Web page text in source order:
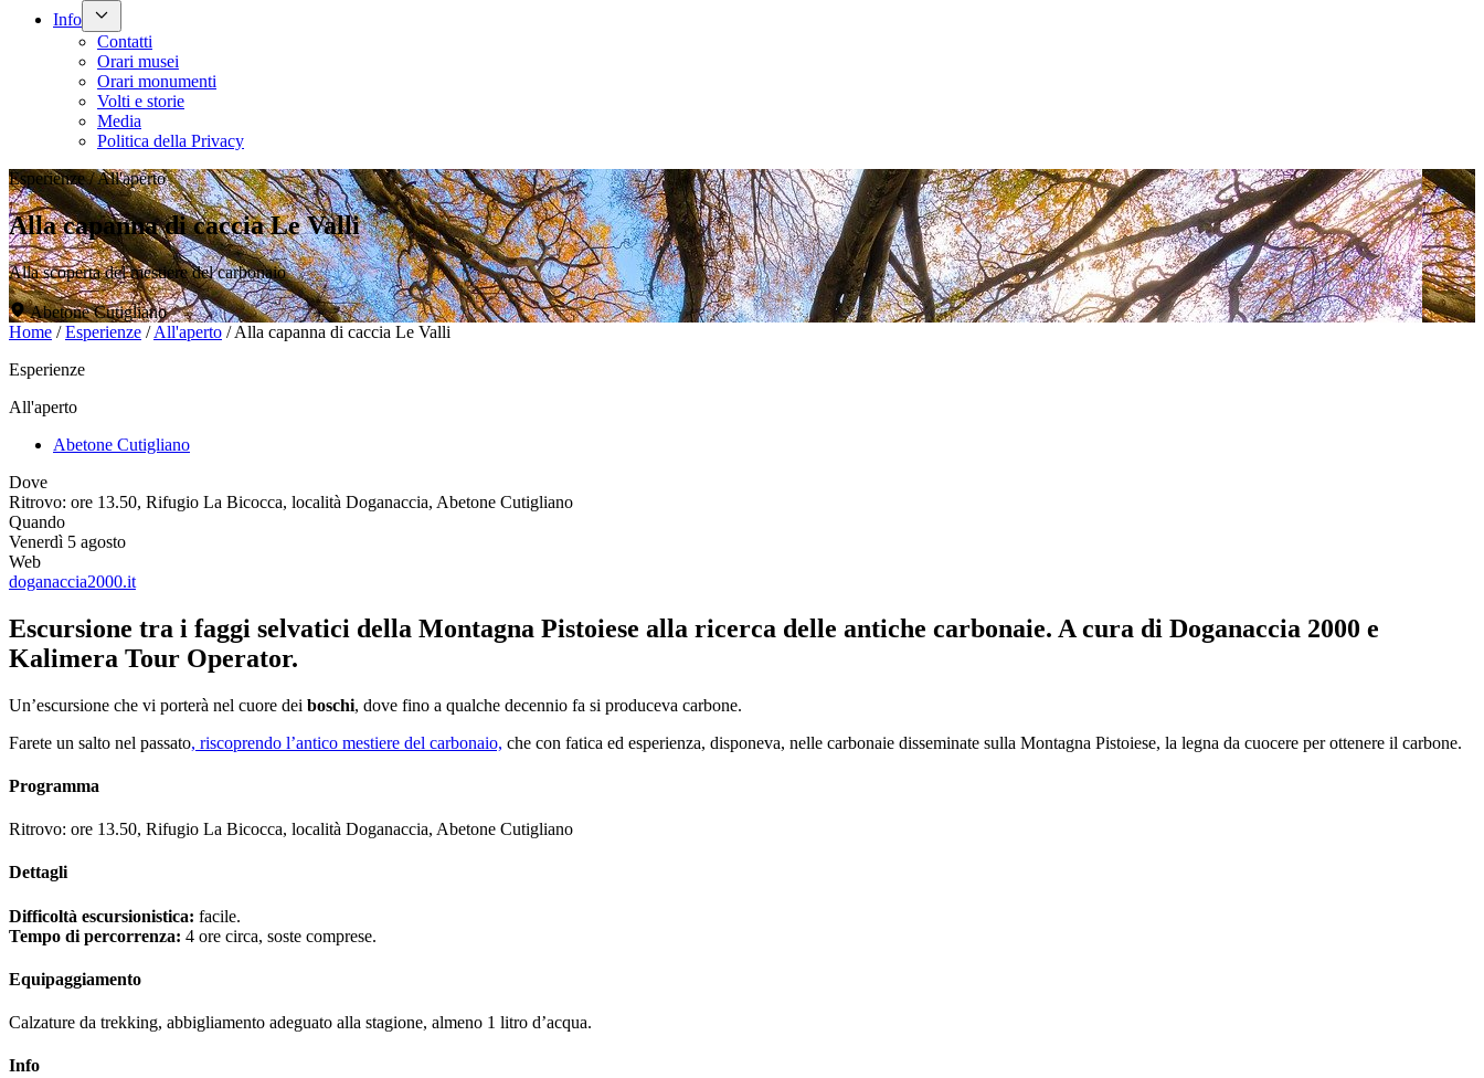
Info
Contatti
Orari musei
Orari monumenti
Volti e storie
Media
Politica della Privacy
Esperienze /All'aperto
Alla capanna di caccia Le Valli
Alla scoperta del mestiere del carbonaio
Abetone Cutigliano
Home /Esperienze /All'aperto /Alla capanna di caccia Le Valli
Esperienze
All'aperto
Abetone Cutigliano
Dove
Ritrovo: ore 13.50, Rifugio La Bicocca, località Doganaccia, Abetone Cutigliano
Quando
Venerdì 5 agosto
Web
doganaccia2000.it
Escursione tra i faggi selvatici della Montagna Pistoiese alla ricerca delle antiche carbonaie. A cura di Doganaccia 2000 e
Kalimera Tour Operator.
Un’escursione che vi porterà nel cuore dei boschi, dove fino a qualche decennio fa si produceva carbone.
Farete un salto nel passato, riscoprendo l’antico mestiere del carbonaio, che con fatica ed esperienza, disponeva, nelle carbonaie disseminate sulla Montagna Pistoiese, la legna da cuocere per ottenere il carbone.
Programma
Ritrovo: ore 13.50, Rifugio La Bicocca, località Doganaccia, Abetone Cutigliano
Dettagli
Difficoltà escursionistica: facile.
Tempo di percorrenza: 4 ore circa, soste comprese.
Equipaggiamento
Calzature da trekking, abbigliamento adeguato alla stagione, almeno 1 litro d’acqua.
Info